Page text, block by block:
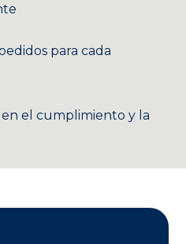
para cada
el cumplimiento y la